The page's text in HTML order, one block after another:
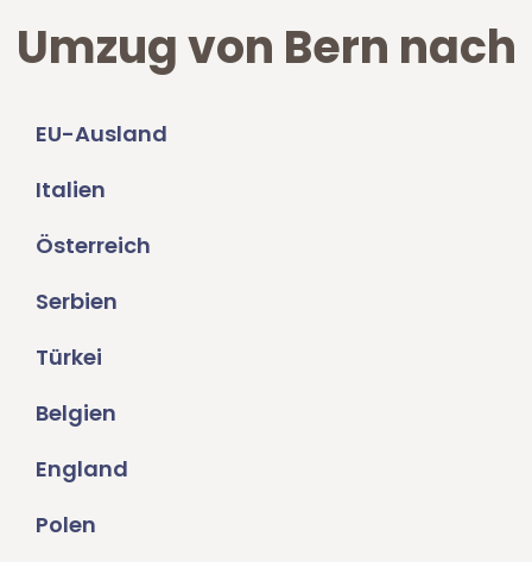
Umzug von Bern nach
EU-Ausland
Italien
Österreich
Serbien
Türkei
Belgien
England
Polen